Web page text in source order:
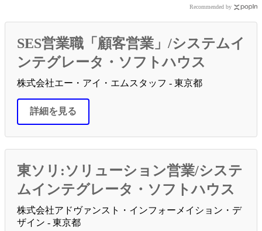
Recommended by
SES営業職「顧客営業」/システムイ
ンテグレータ・ソフトハウス
株式会社エー・アイ・エムスタッフ - 東京都
詳細を見る
東ソリ:ソリューション営業/システ
ムインテグレータ・ソフトハウス
株式会社アドヴァンスト・インフォーメイション・デ
ザイン - 東京都